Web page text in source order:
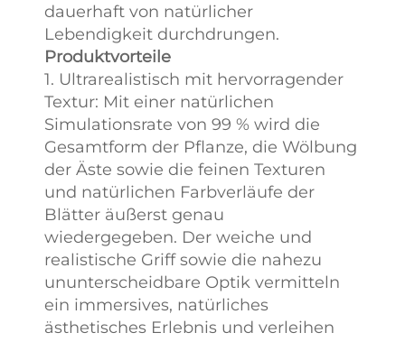
dauerhaft von natürlicher
Lebendigkeit durchdrungen.
Produktvorteile
1. Ultrarealistisch mit hervorragender
Textur: Mit einer natürlichen
Simulationsrate von 99 % wird die
Gesamtform der Pflanze, die Wölbung
der Äste sowie die feinen Texturen
und natürlichen Farbverläufe der
Blätter äußerst genau
wiedergegeben. Der weiche und
realistische Griff sowie die nahezu
ununterscheidbare Optik vermitteln
ein immersives, natürliches
ästhetisches Erlebnis und verleihen